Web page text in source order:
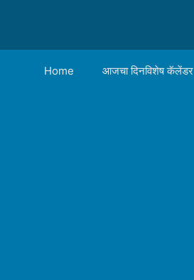
Home आजचा दिनविशेष कॅलेंडर